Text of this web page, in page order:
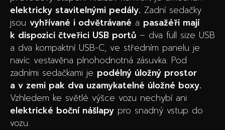
elektricky stavitelnými pedály. Zadní sedačky
jsou vyhřívané i odvětrávané a pasažéři mají
k dispozici čtveřici USB portů – dva full size USB
a dva kompaktní USB-C, ve středním panelu je
navíc vestavěna plnohodnotná zásuvka. Pod
zadními sedačkami je podélný úložný prostor
a v zemi pak dva uzamykatelné úložné boxy.
Vzhledem ke světlé výšce vozu nechybí ani
elektrické boční nášlapy pro snadný vstup do
vozu.